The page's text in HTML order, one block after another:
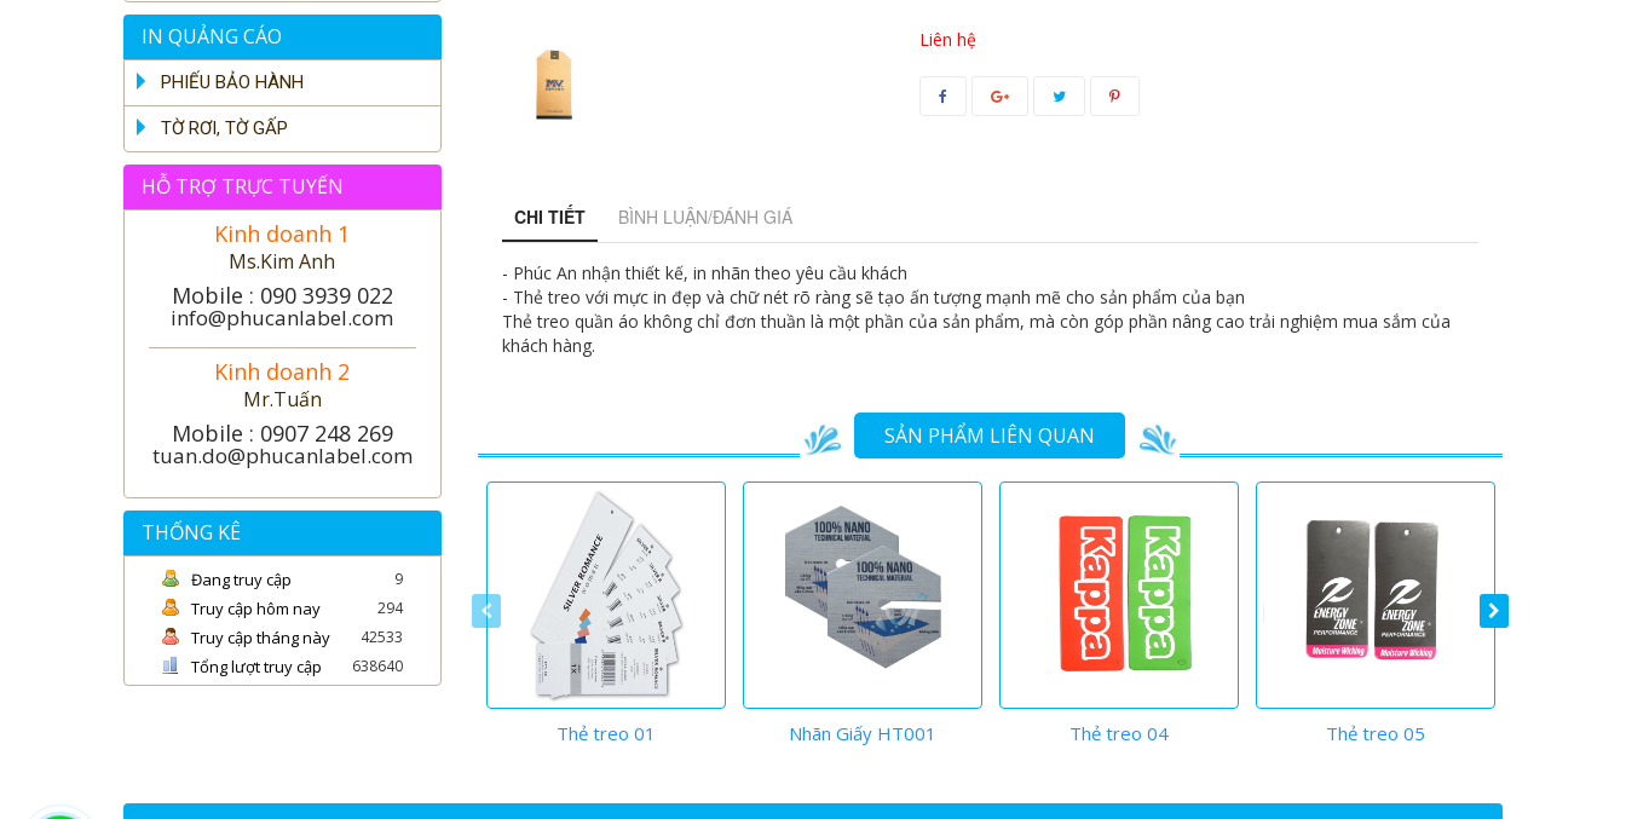
IN QUẢNG CÁO
PHIẾU BẢO HÀNH
TỜ RƠI, TỜ GẤP
HỖ TRỢ TRỰC TUYẾN
Kinh doanh 1
Ms.Kim Anh
Mobile : 090 3939 022
info@phucanlabel.com
Kinh doanh 2
Mr.Tuấn
Mobile : 0907 248 269
tuan.do@phucanlabel.com
THỐNG KÊ
Đang truy cập 9
Truy cập hôm nay 294
Truy cập tháng này 42533
Tổng lượt truy cập 638640
Liên hệ
CHI TIẾT BÌNH LUẬN/ĐÁNH GIÁ
- Phúc An nhận thiết kế, in nhãn theo yêu cầu khách
- Thẻ treo với mực in đẹp và chữ nét rõ ràng sẽ tạo ấn tượng mạnh mẽ cho sản phẩm của bạn
Thẻ treo quần áo không chỉ đơn thuần là một phần của sản phẩm, mà còn góp phần nâng cao trải nghiệm mua sắm của
khách hàng.
SẢN PHẨM LIÊN QUAN
Thẻ treo 01 Nhãn Giấy HT001 Thẻ treo 04 Thẻ treo 05